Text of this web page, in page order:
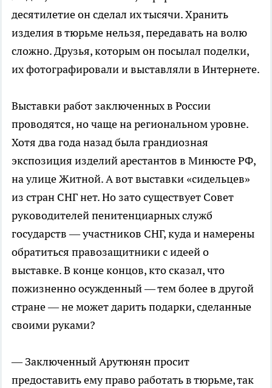
десятилетие он сделал их тысячи. Хранить
изделия в тюрьме нельзя, передавать на волю
сложно. Друзья, которым он посылал поделки,
их фотографировали и выставляли в Интернете.
Выставки работ заключенных в России
проводятся, но чаще на региональном уровне.
Хотя два года назад была грандиозная
экспозиция изделий арестантов в Минюсте РФ,
на улице Житной. А вот выставки «сидельцев»
из стран СНГ нет. Но зато существует Совет
руководителей пенитенциарных служб
государств — участников СНГ, куда и намерены
обратиться правозащитники с идеей о
выставке. В конце концов, кто сказал, что
пожизненно осужденный — тем более в другой
стране — не может дарить подарки, сделанные
своими руками?
— Заключенный Арутюнян просит
предоставить ему право работать в тюрьме, так